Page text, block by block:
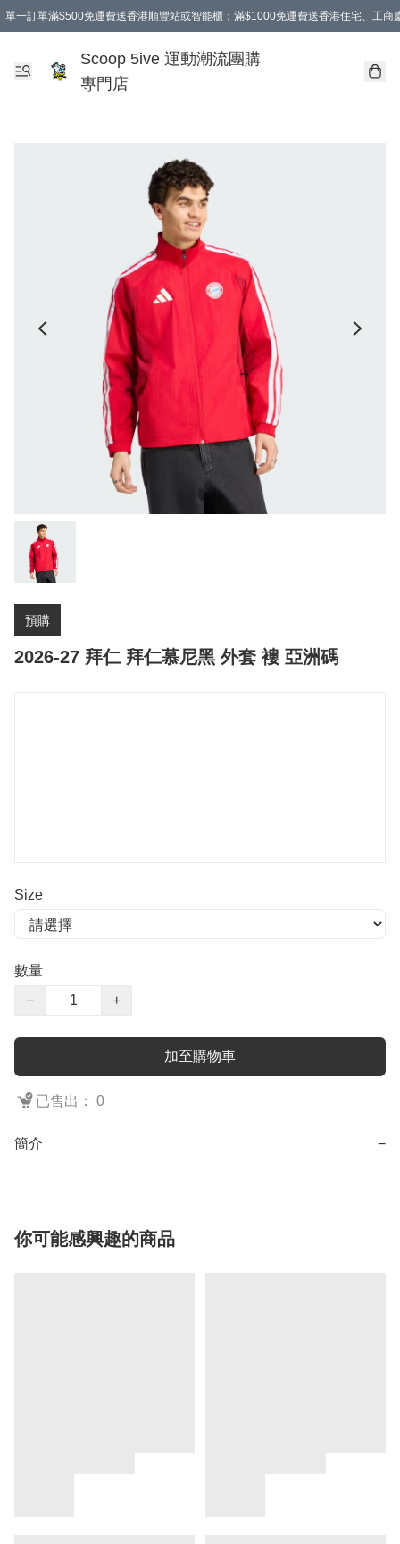
單一訂單滿$500免運費送香港順豐站或智能櫃；滿$1000免運費送香港住宅、工商
Scoop 5ive 運動潮流團購
專門店
預購
2026-27 拜仁 拜仁慕尼黑 外套 褸 亞洲碼
Size
數量
−
+
加至購物車
已售出： 0
簡介 −
你可能感興趣的商品